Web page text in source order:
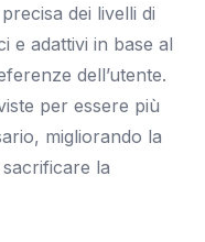
dei livelli di
e adattivi in base al
dell’utente.
per essere più
migliorando la
la